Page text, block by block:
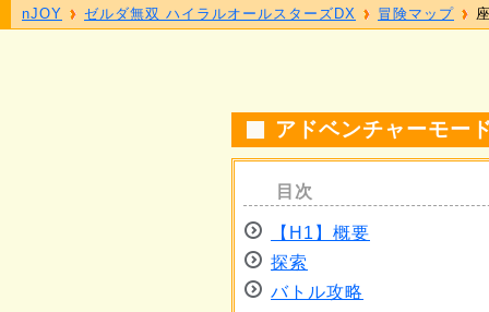
アドベンチャーモー
【H1】概要
探索
バトル攻略
nJOY ゼルダ無双 ハイラルオールスターズDX 冒険マップ